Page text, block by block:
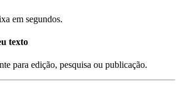
em segundos.
texto
para edição, pesquisa ou publicação.